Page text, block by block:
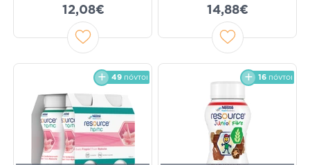
12,08€ 14,88€
49 πόντοι 16 πόντοι